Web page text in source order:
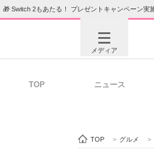
🎁 Switch 2もあたる！ プレゼントキャンペーン実
メディア
TOP ニュース
TOP > グルメ >